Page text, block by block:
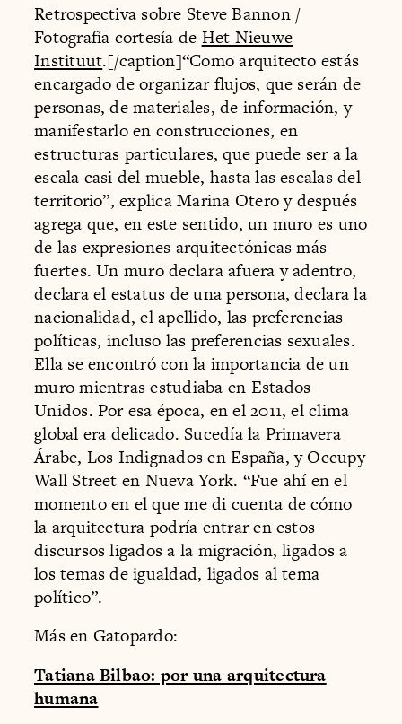
Retrospectiva sobre Steve Bannon /
Fotografía cortesía de Het Nieuwe
Instituut.[/caption]“Como arquitecto estás
encargado de organizar flujos, que serán de
personas, de materiales, de información, y
manifestarlo en construcciones, en
estructuras particulares, que puede ser a la
escala casi del mueble, hasta las escalas del
territorio”, explica Marina Otero y después
agrega que, en este sentido, un muro es uno
de las expresiones arquitectónicas más
fuertes. Un muro declara afuera y adentro,
declara el estatus de una persona, declara la
nacionalidad, el apellido, las preferencias
políticas, incluso las preferencias sexuales.
Ella se encontró con la importancia de un
muro mientras estudiaba en Estados
Unidos. Por esa época, en el 2011, el clima
global era delicado. Sucedía la Primavera
Árabe, Los Indignados en España, y Occupy
Wall Street en Nueva York. “Fue ahí en el
momento en el que me di cuenta de cómo
la arquitectura podría entrar en estos
discursos ligados a la migración, ligados a
los temas de igualdad, ligados al tema
político”.
Más en Gatopardo:
Tatiana Bilbao: por una arquitectura
humana